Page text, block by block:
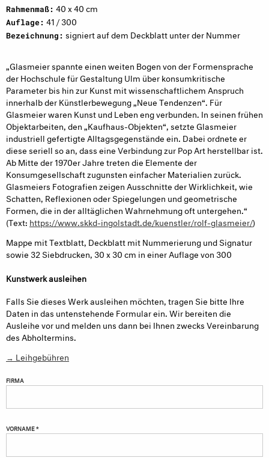
Rahmenmaß: 40 x 40 cm
Auflage: 41 / 300
Bezeichnung: signiert auf dem Deckblatt unter der Nummer
„Glasmeier spannte einen weiten Bogen von der Formensprache
der Hochschule für Gestaltung Ulm über konsumkritische
Parameter bis hin zur Kunst mit wissenschaftlichem Anspruch
innerhalb der Künstlerbewegung „Neue Tendenzen“. Für
Glasmeier waren Kunst und Leben eng verbunden. In seinen frühen
Objektarbeiten, den „Kaufhaus-Objekten“, setzte Glasmeier
industriell gefertigte Alltagsgegenstände ein. Dabei ordnete er
diese seriell so an, dass eine Verbindung zur Pop Art herstellbar ist.
Ab Mitte der 1970er Jahre treten die Elemente der
Konsumgesellschaft zugunsten einfacher Materialien zurück.
Glasmeiers Fotografien zeigen Ausschnitte der Wirklichkeit, wie
Schatten, Reflexionen oder Spiegelungen und geometrische
Formen, die in der alltäglichen Wahrnehmung oft untergehen.“
(Text: https://www.skkd-ingolstadt.de/kuenstler/rolf-glasmeier/)
Mappe mit Textblatt, Deckblatt mit Nummerierung und Signatur
sowie 32 Siebdrucken, 30 x 30 cm in einer Auflage von 300
Kunstwerk ausleihen
Falls Sie dieses Werk ausleihen möchten, tragen Sie bitte Ihre
Daten in das untenstehende Formular ein. Wir bereiten die
Ausleihe vor und melden uns dann bei Ihnen zwecks Vereinbarung
des Abholtermins.
→ Leihgebühren
FIRMA
VORNAME *